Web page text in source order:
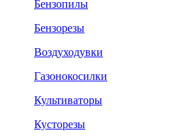
Бензопилы
Бензорезы
Воздуходувки
Газонокосилки
Культиваторы
Кусторезы